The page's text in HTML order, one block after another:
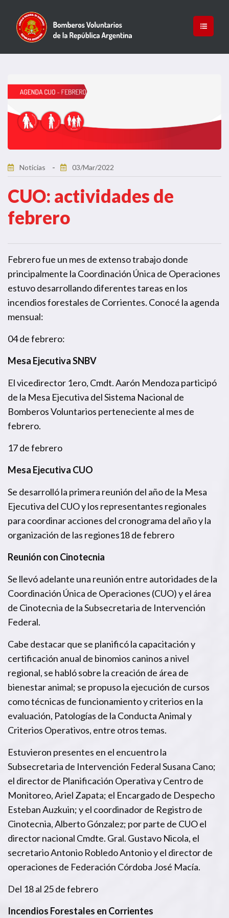
Noticias 03/Mar/2022
CUO: actividades de
febrero
Febrero fue un mes de extenso trabajo donde
principalmente la Coordinación Única de Operaciones
estuvo desarrollando diferentes tareas en los
incendios forestales de Corrientes. Conocé la agenda
mensual:
04 de febrero:
Mesa Ejecutiva SNBV
El vicedirector 1ero, Cmdt. Aarón Mendoza participó
de la Mesa Ejecutiva del Sistema Nacional de
Bomberos Voluntarios perteneciente al mes de
febrero.
17 de febrero
Mesa Ejecutiva CUO
Se desarrolló la primera reunión del año de la Mesa
Ejecutiva del CUO y los representantes regionales
para coordinar acciones del cronograma del año y la
organización de las regiones18 de febrero
Reunión con Cinotecnia
Se llevó adelante una reunión entre autoridades de la
Coordinación Única de Operaciones (CUO) y el área
de Cinotecnia de la Subsecretaria de Intervención
Federal.
Cabe destacar que se planificó la capacitación y
certificación anual de binomios caninos a nivel
regional, se habló sobre la creación de área de
bienestar animal; se propuso la ejecución de cursos
como técnicas de funcionamiento y criterios en la
evaluación, Patologías de la Conducta Animal y
Criterios Operativos, entre otros temas.
Estuvieron presentes en el encuentro la
Subsecretaria de Intervención Federal Susana Cano;
el director de Planificación Operativa y Centro de
Monitoreo, Ariel Zapata; el Encargado de Despecho
Esteban Auzkuin; y el coordinador de Registro de
Cinotecnia, Alberto Gónzalez; por parte de CUO el
director nacional Cmdte. Gral. Gustavo Nicola, el
secretario Antonio Robledo Antonio y el director de
operaciones de Federación Córdoba José Macía.
Del 18 al 25 de febrero
Incendios Forestales en Corrientes